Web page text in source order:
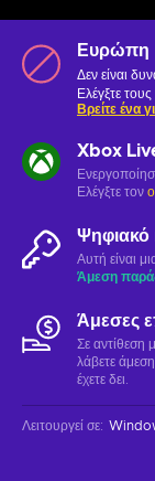
Ευρώπη
Δεν είναι
Ελέγξτε τους
Βρείτε ένα
Xbox
Ελέγξτε τον
Ψηφιακό
Αυτή είναι
Άμεση
Άμεσες
Σε αντίθεση
λάβετε
έχετε δει.
Λειτουργεί σε: